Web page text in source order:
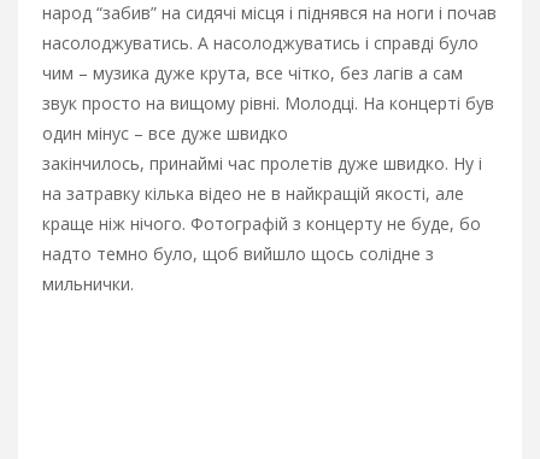
народ “забив” на сидячі місця і піднявся на ноги і почав
насолоджуватись. А насолоджуватись і справді було
чим – музика дуже крута, все чітко, без лагів а сам
звук просто на вищому рівні. Молодці. На концерті був
один мінус – все дуже швидко
закінчилось, принаймі час пролетів дуже швидко. Ну і
на затравку кілька відео не в найкращій якості, але
краще ніж нічого. Фотографій з концерту не буде, бо
надто темно було, щоб вийшло щось солідне з
мильнички.